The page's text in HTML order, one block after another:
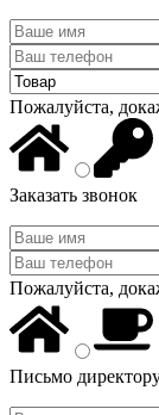
Пожалуйста,
Заказать звонок
Пожалуйста,
Письмо